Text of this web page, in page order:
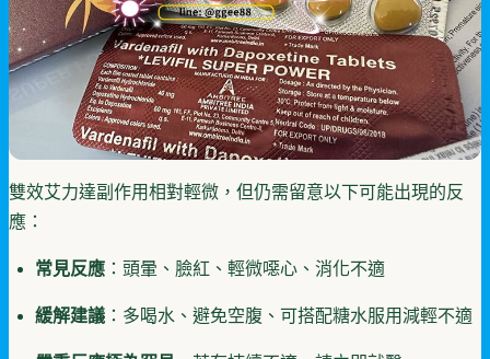
雙效艾力達副作用相對輕微，但仍需留意以下可能出現的反
應：
常見反應 ：頭暈、臉紅、輕微噁心、消化不適
緩解建議 ：多喝水、避免空腹、可搭配糖水服用減輕不適